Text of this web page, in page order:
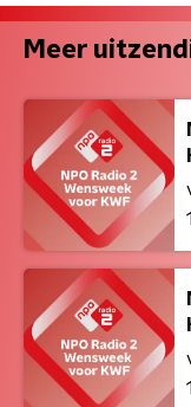
Meer